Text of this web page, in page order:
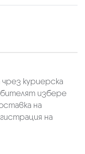
куриерскa
избере
на
на